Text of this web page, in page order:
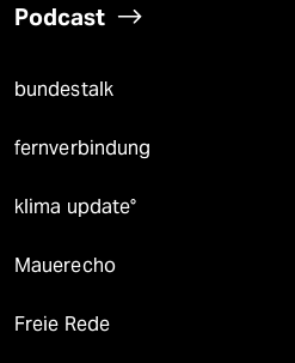
Podcast
bundestalk
fernverbindung
klima update°
Mauerecho
Freie Rede